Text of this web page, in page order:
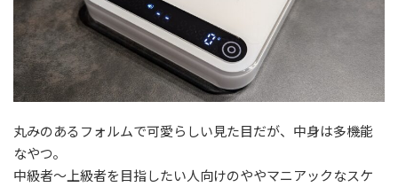
丸みのあるフォルムで可愛らしい見た目だが、中身は多機能
なやつ。
中級者〜上級者を目指したい人向けのややマニアックなスケ